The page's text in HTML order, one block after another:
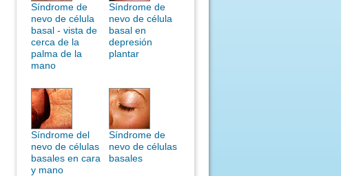
Síndrome de
nevo de célula
basal - vista de
cerca de la
palma de la
mano
Síndrome de
nevo de célula
basal en
depresión
plantar
Síndrome del
nevo de células
basales en cara
y mano
Síndrome de
nevo de células
basales